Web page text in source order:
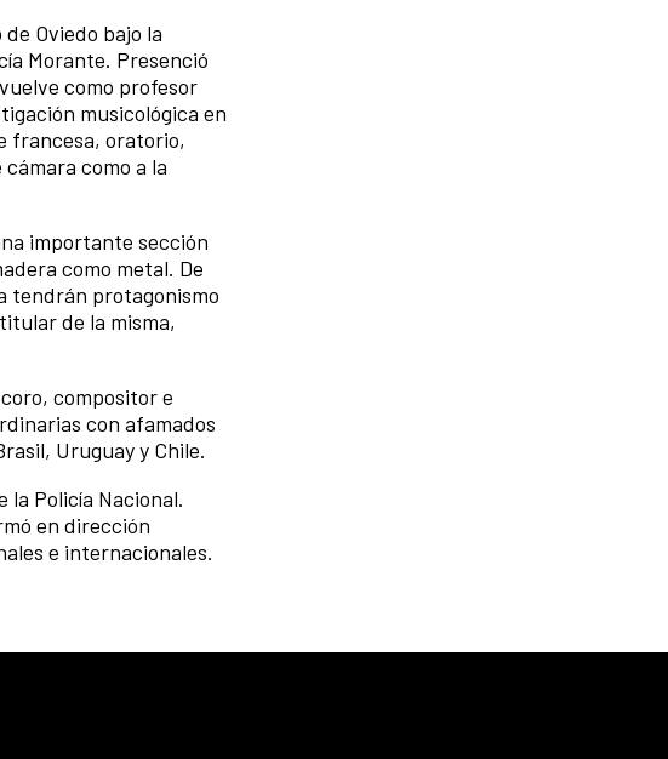
Oviedo bajo la
Morante. Presenció
como profesor
musicológica en
francesa, oratorio,
como a la
importante sección
como metal. De
tendrán protagonismo
de la misma,
compositor e
con afamados
Uruguay y Chile.
la Policía Nacional.
en dirección
e internacionales.